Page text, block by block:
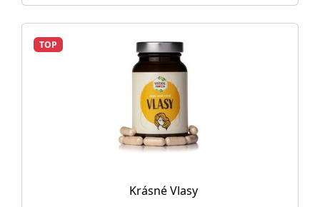
TOP
Krásné Vlasy